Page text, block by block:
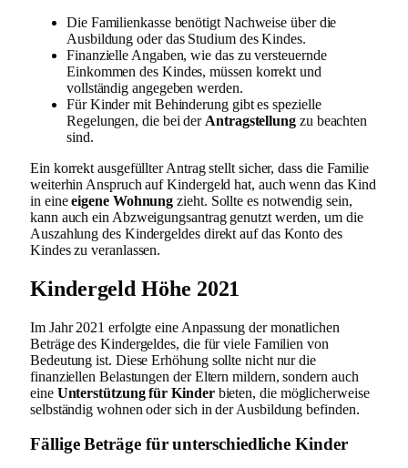
Die Familienkasse benötigt Nachweise über die
Ausbildung oder das Studium des Kindes.
Finanzielle Angaben, wie das zu versteuernde
Einkommen des Kindes, müssen korrekt und
vollständig angegeben werden.
Für Kinder mit Behinderung gibt es spezielle
Regelungen, die bei der Antragstellungzu beachten
sind.
Ein korrekt ausgefüllter Antrag stellt sicher, dass die Familie
weiterhin Anspruch auf Kindergeld hat, auch wenn das Kind
in eineeigene Wohnung zieht. Sollte es notwendig sein,
kann auch ein Abzweigungsantrag genutzt werden, um die
Auszahlung des Kindergeldes direkt auf das Konto des
Kindes zu veranlassen.
Kindergeld Höhe 2021
Im Jahr 2021 erfolgte eine Anpassung der monatlichen
Beträge des Kindergeldes, die für viele Familien von
Bedeutung ist. Diese Erhöhung sollte nicht nur die
finanziellen Belastungen der Eltern mildern, sondern auch
eine Unterstützung für Kinderbieten, die möglicherweise
selbständig wohnen oder sich in der Ausbildung befinden.
Fällige Beträge für unterschiedliche Kinder